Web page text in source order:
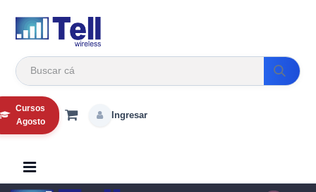
Cursos
Agosto
Ingresar